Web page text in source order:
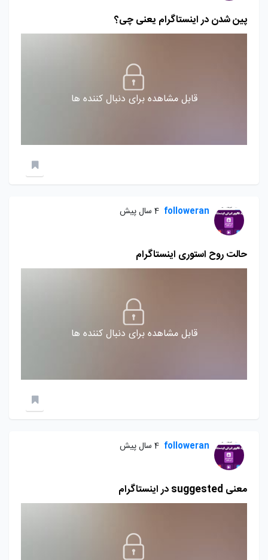
پین شدن در اینستاگرام یعنی چی؟
قابل مشاهده برای دنبال کننده ها
followeran 4 سال پیش
حالت روح استوری اینستاگرام
قابل مشاهده برای دنبال کننده ها
followeran 4 سال پیش
معنی suggested در اینستاگرام